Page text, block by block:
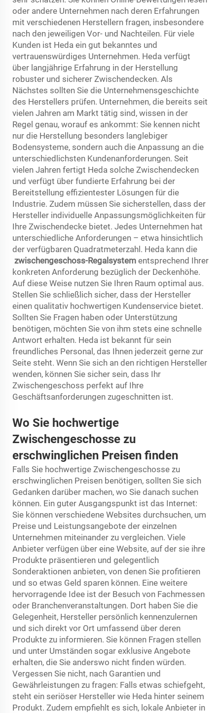
oder andere Unternehmen nach deren Erfahrungen
mit verschiedenen Herstellern fragen, insbesondere
nach den jeweiligen Vor- und Nachteilen. Für viele
Kunden ist Heda ein gut bekanntes und
vertrauenswürdiges Unternehmen. Heda verfügt
über langjährige Erfahrung in der Herstellung
robuster und sicherer Zwischendecken. Als
Nächstes sollten Sie die Unternehmensgeschichte
des Herstellers prüfen. Unternehmen, die bereits seit
vielen Jahren am Markt tätig sind, wissen in der
Regel genau, worauf es ankommt: Sie kennen nicht
nur die Herstellung besonders langlebiger
Bodensysteme, sondern auch die Anpassung an die
unterschiedlichsten Kundenanforderungen. Seit
vielen Jahren fertigt Heda solche Zwischendecken
und verfügt über fundierte Erfahrung bei der
Bereitstellung effizientester Lösungen für die
Industrie. Zudem müssen Sie sicherstellen, dass der
Hersteller individuelle Anpassungsmöglichkeiten für
Ihre Zwischendecke bietet. Jedes Unternehmen hat
unterschiedliche Anforderungen – etwa hinsichtlich
der verfügbaren Quadratmeterzahl. Heda kann die
zwischengeschoss-Regalsystem entsprechend Ihrer
konkreten Anforderung bezüglich der Deckenhöhe.
Auf diese Weise nutzen Sie Ihren Raum optimal aus.
Stellen Sie schließlich sicher, dass der Hersteller
einen qualitativ hochwertigen Kundenservice bietet.
Sollten Sie Fragen haben oder Unterstützung
benötigen, möchten Sie von ihm stets eine schnelle
Antwort erhalten. Heda ist bekannt für sein
freundliches Personal, das Ihnen jederzeit gerne zur
Seite steht. Wenn Sie sich an den richtigen Hersteller
wenden, können Sie sicher sein, dass Ihr
Zwischengeschoss perfekt auf Ihre
Geschäftsanforderungen zugeschnitten ist.
Wo Sie hochwertige
Zwischengeschosse zu
erschwinglichen Preisen finden
Falls Sie hochwertige Zwischengeschosse zu
erschwinglichen Preisen benötigen, sollten Sie sich
Gedanken darüber machen, wo Sie danach suchen
können. Ein guter Ausgangspunkt ist das Internet:
Sie können verschiedene Websites durchsuchen, um
Preise und Leistungsangebote der einzelnen
Unternehmen miteinander zu vergleichen. Viele
Anbieter verfügen über eine Website, auf der sie ihre
Produkte präsentieren und gelegentlich
Sonderaktionen anbieten, von denen Sie profitieren
und so etwas Geld sparen können. Eine weitere
hervorragende Idee ist der Besuch von Fachmessen
oder Branchenveranstaltungen. Dort haben Sie die
Gelegenheit, Hersteller persönlich kennenzulernen
und sich direkt vor Ort umfassend über deren
Produkte zu informieren. Sie können Fragen stellen
und unter Umständen sogar exklusive Angebote
erhalten, die Sie anderswo nicht finden würden.
Vergessen Sie nicht, nach Garantien und
Gewährleistungen zu fragen: Falls etwas schiefgeht,
steht ein seriöser Hersteller wie Heda hinter seinem
Produkt. Zudem empfiehlt es sich, lokale Anbieter in